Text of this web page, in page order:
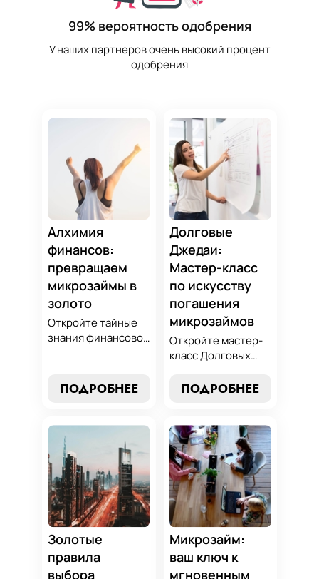
99% вероятность одобрения
У наших партнеров очень высокий процент
одобрения
Алхимия
финансов:
превращаем
микрозаймы в
золото
Откройте тайные
знания финансовой
превращать
обязательства по
золотые
возможности.
Погрузитесь в мир
умного управления
долгами с нашим
практическим
руководством.
ПОДРОБНЕЕ
Долговые
Джедаи:
Мастер-класс
по искусству
погашения
микрозаймов
Откройте мастер-
класс Долговых
погашению
финансового
равновесия.
Узнайте, как
управлять долгами
и достичь
финансовой
гармонии, следуя
нашим
проверенным
стратегиям.
ПОДРОБНЕЕ
Золотые
правила
выбора
Микрозайм:
ваш ключ к
мгновенным